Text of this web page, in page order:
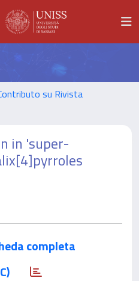
su Rivista
in 'super-
completa